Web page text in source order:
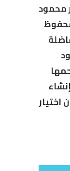
محمود
اختيار